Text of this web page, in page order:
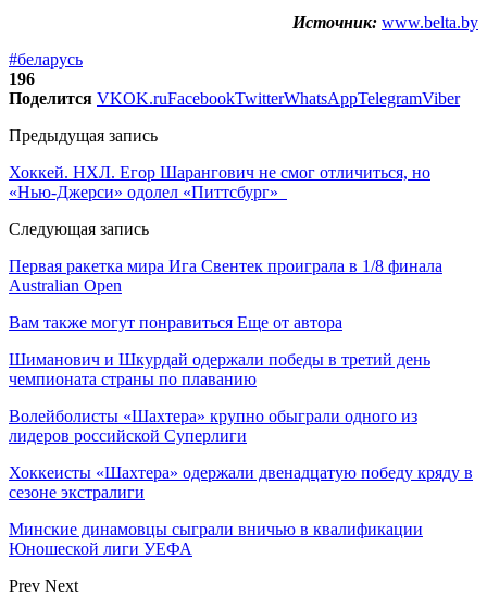
Источник: www.belta.by
#беларусь
196
Поделится VKOK.ruFacebookTwitterWhatsAppTelegramViber
Предыдущая запись
Хоккей. НХЛ. Егор Шарангович не смог отличиться, но
«Нью-Джерси» одолел «Питтсбург»
Следующая запись
Первая ракетка мира Ига Свентек проиграла в 1/8 финала
Australian Open
Вам также могут понравиться Еще от автора
Шиманович и Шкурдай одержали победы в третий день
чемпионата страны по плаванию
Волейболисты «Шахтера» крупно обыграли одного из
лидеров российской Суперлиги
Хоккеисты «Шахтера» одержали двенадцатую победу кряду в
сезоне экстралиги
Минские динамовцы сыграли вничью в квалификации
Юношеской лиги УЕФА
Prev Next